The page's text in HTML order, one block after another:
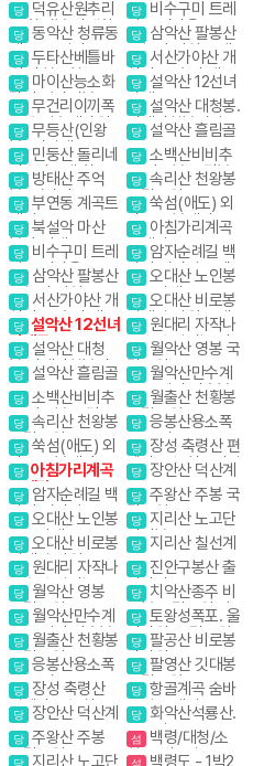
당 덕유산원추리
꽃 향적봉 야생화
당 동악산 청류동
계곡. 도림사
당 두타산베틀바
위.마천루협곡
당 마이산능소화
탑사 암마이봉
당 무건리이끼폭
포 추암촛대바위
당 무등산(인왕
봉) 서석대
당 민둥산 돌리네
인스타그램 핫플
레이스
당 방태산 주억
봉. 적가리골
당 부연동 계곡트
레킹
당 북설악 마산
봉,흘리계곡.물굽
이계곡
당 비수구미 트레
킹 오지마을
당 삼악산 팔봉산
1일2산 강원20대
명산
당 서산가야산 개
심사. 문수사 배롱
나무
당 설악산 12선녀
탕계곡
당 설악산 대청
봉.귀때기청봉진
달래.흘림골 강원
20대명산
당 설악산 흘림골
당 소백산비비추
꽃 비로봉 국망봉
야생화
당 속리산 천왕봉
국립공원
당 쑥섬(애도) 외
나로도 봉래산
당 아침가리계곡
트레킹
당 암자순례길 백
담사 영시암 오세
암 내설악
당 오대산 노인봉
소금강계곡
당 오대산 비로봉
선재길 강원20대
명산
당 원대리 자작나
무숲 속삭이는 자
작나무 숲
당 월악산 영봉
국립공원
당 월악산만수계
곡 포암산 만수봉
당 월출산 천황봉
국립공원
당 응봉산용소폭
포 온정골
당 장성 축령산
편백나무숲 치유
의길
당 장안산 덕산계
곡
당 주왕산 주봉
국립공원
당 지리산 노고단
곡
당 비수구미 트레
킹 오지마을
당 삼악산 팔봉산
1일2산 강원20대
명산
당 서산가야산 개
심사. 문수사 배롱
나무
당 설악산 12선녀
탕계곡
당 설악산 대청봉.
귀때기청봉진달래.
흘림골 강원20대
명산
당 설악산 흘림골
당 소백산비비추
꽃 비로봉 국망봉
야생화
당 속리산 천왕봉
국립공원
당 쑥섬(애도) 외
나로도 봉래산
당 아침가리계곡
트레킹
당 암자순례길 백
담사 영시암 오세
암 내설악
당 오대산 노인봉
소금강계곡
당 오대산 비로봉
선재길 강원20대
명산
당 원대리 자작나
무숲 속삭이는 자
작나무 숲
당 월악산 영봉 국
립공원
당 월악산만수계
곡 포암산 만수봉
당 월출산 천황봉
국립공원
당 응봉산용소폭
포 온정골
당 장성 축령산 편
백나무숲 치유의길
당 장안산 덕산계
곡
당 주왕산 주봉 국
립공원
당 지리산 노고단
반야봉
당 지리산 칠선계
곡
당 진안구봉산 출
렁다리
당 치악산종주 비
로봉 국립공원 강
원20대명산
당 토왕성폭포. 울
산바위. 국립공원
스탬프
당 팔공산 비로봉
갓바위
당 팔영산 깃대봉
국립공원
당 항골계곡 숨바
우길 트레킹
당 화악산석룡산.
조무락골
섬 백령/대청/소
청- 3박4일
섬 백령도 - 1박2